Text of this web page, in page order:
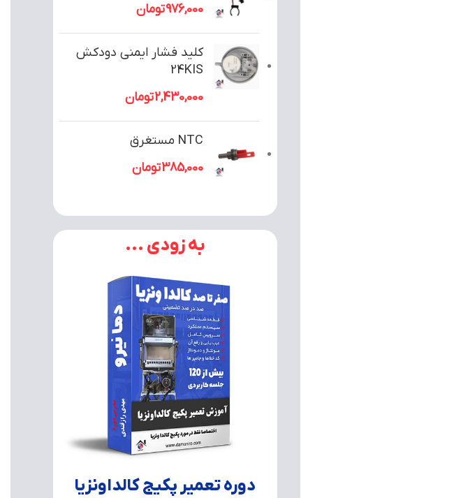
976,000تومان
کلید فشار ایمنی دودکش
24KIS
2,430,000تومان
NTC مستغرق
385,000تومان
به زودی ...
دوره تعمیر پکیج کالداونزیا